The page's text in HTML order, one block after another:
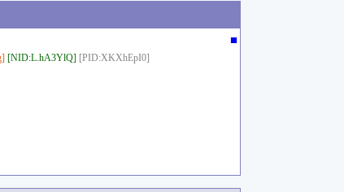
■
[NID:L.hA3YlQ] [PID:XKXhEpI0]